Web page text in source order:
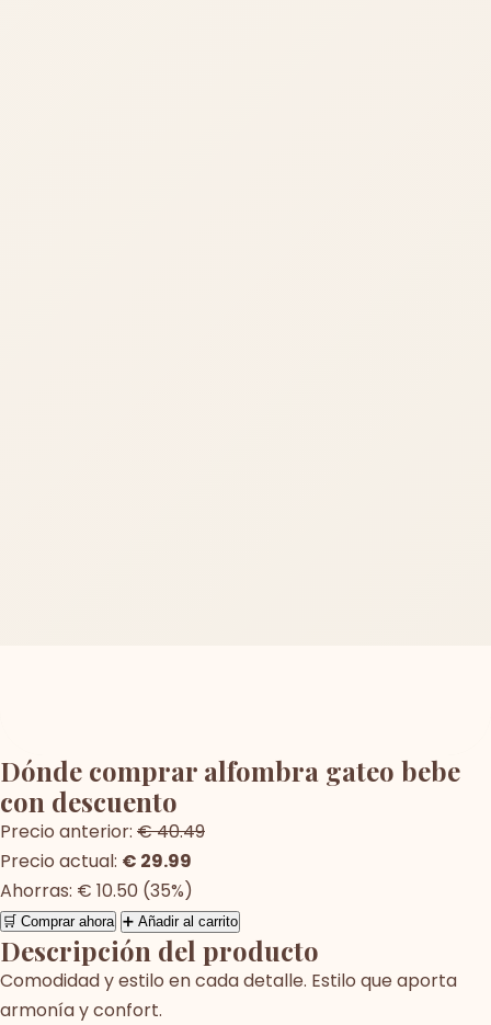
Dónde comprar alfombra gateo bebe
con descuento
Precio anterior: € 40.49
Precio actual: € 29.99
Ahorras: € 10.50 (35%)
🛒 Comprar ahora ➕ Añadir al carrito
Descripción del producto
Comodidad y estilo en cada detalle. Estilo que aporta
armonía y confort.